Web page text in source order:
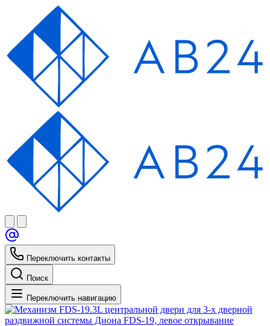
Переключить контакты
Поиск
Переключить навигацию